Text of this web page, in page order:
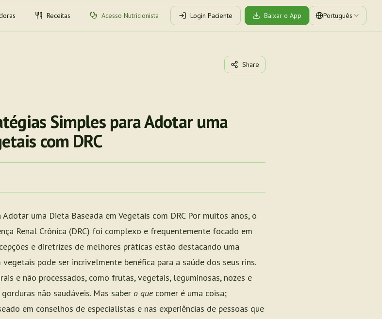
Receitas Acesso Nutricionista Login Paciente Baixar o App Português
Share
Simples para Adotar uma
com DRC
uma Dieta Baseada em Vegetais com DRC Por muitos anos, o
Renal Crônica (DRC) foi complexo e frequentemente focado em
e diretrizes de melhores práticas estão destacando uma
pode ser incrivelmente benéfica para a saúde dos seus rins.
e não processados, como frutas, vegetais, leguminosas, nozes e
não saudáveis. Mas saber o que comer é uma coisa;
em conselhos de especialistas e nas experiências de pessoas que